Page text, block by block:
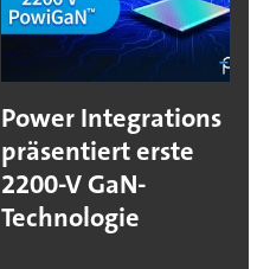
Power Integrations
präsentiert erste
2200-V GaN-
Technologie